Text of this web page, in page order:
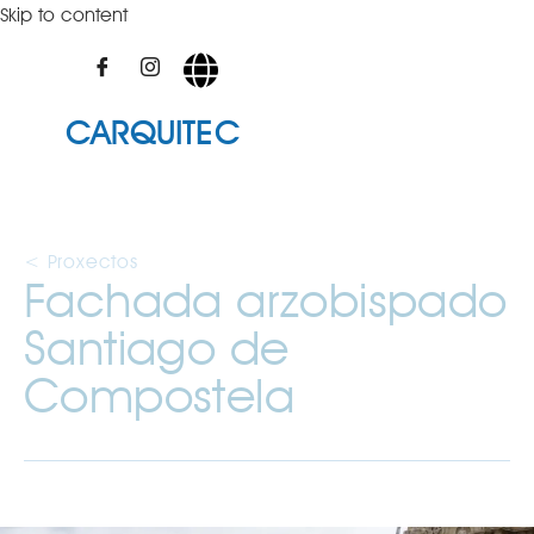
Skip to content
CARQUITEC
< Proxectos
Fachada arzobispado
Santiago de
Compostela